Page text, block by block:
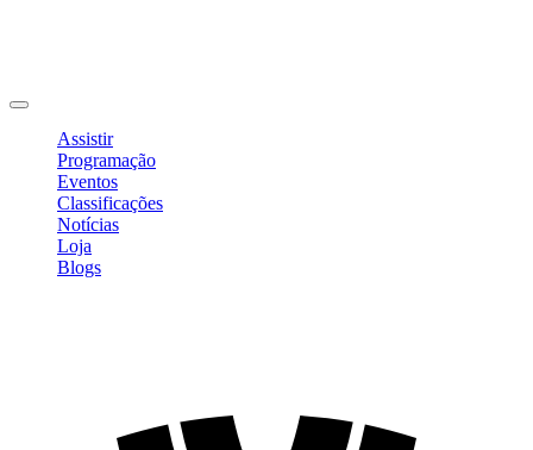
Assistir
Programação
Eventos
Classificações
Notícias
Loja
Blogs